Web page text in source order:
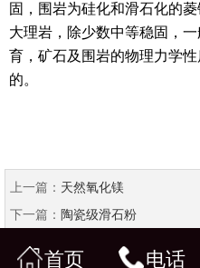
固，围岩为硅化和滑石化的
大理岩，除少数中等稳固，
育，矿石及围岩的物理力学
的。
上一篇： 天然氧化镁
下一篇： 陶瓷级滑石粉
首页 电话